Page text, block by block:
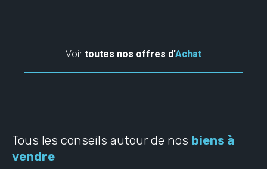
Voir toutes nos offres d'Achat
Tous les conseils autour de nos biens à
vendre